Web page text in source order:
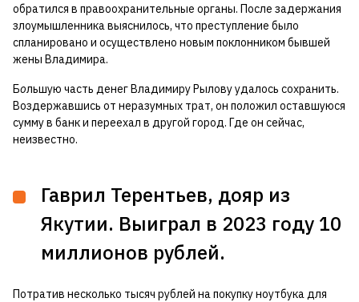
обратился в правоохранительные органы. После задержания
злоумышленника выяснилось, что преступление было
спланировано и осуществлено новым поклонником бывшей
жены Владимира.
Большую часть денег Владимиру Рылову удалось сохранить.
Воздержавшись от неразумных трат, он положил оставшуюся
сумму в банк и переехал в другой город. Где он сейчас,
неизвестно.
Гаврил Терентьев, дояр из
Якутии. Выиграл в 2023 году 10
миллионов рублей.
Потратив несколько тысяч рублей на покупку ноутбука для